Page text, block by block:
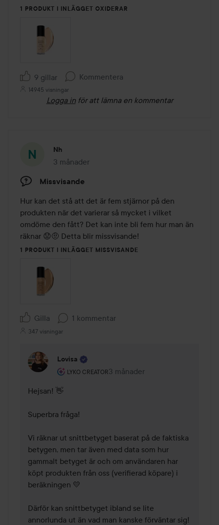
1 PRODUKT I INLÄGGET OXIDERAR
9 gillar Kommentera
14945 visningar
Logga in för att lämna en kommentar
Nh
3 månader
Inlägget skapades 3 månader
Missvisande
Hur kan det stå att det är fem stjärnor på den
produkten när det varierar så mycket i vilket
omdöme den fått? Det kan inte bli fem hur man än
räknar 😟🤨 Detta blir missvisande!
1 PRODUKT I INLÄGGET MISSVISANDE
Gilla 1 kommentar
347 visningar
Lovisa
LYKO CREATOR
Användarens roll: Lyko Creator.
3 månader
Kommentaren lades 3 månader
Hejsan! 👋
Superbra fråga!
Vi räknar ut snittbetyget baserat på de faktiska
betygen, men tar även med data som hur
gammalt betyget är och om användaren har
köpt produkten från oss (verifierad köpare) i
beräkningen 💛
Därför kan snittbetyget ibland se lite
annorlunda ut än vad man kanske förväntar sig!